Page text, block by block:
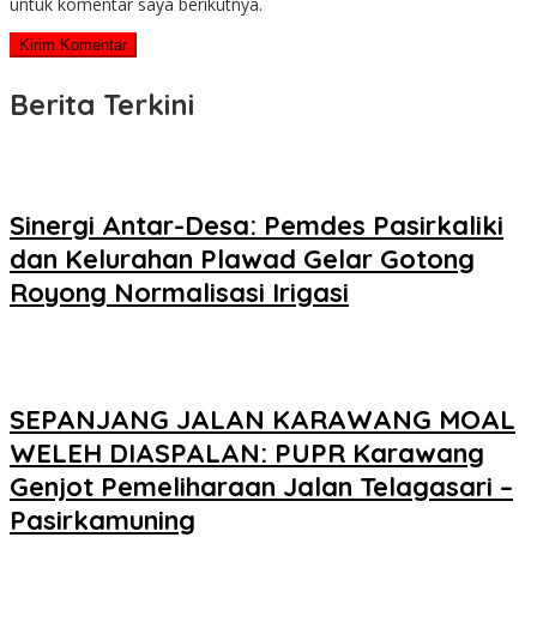
Berita Terkini
Sinergi Antar-Desa: Pemdes Pasirkaliki
dan Kelurahan Plawad Gelar Gotong
Royong Normalisasi Irigasi
SEPANJANG JALAN KARAWANG MOAL
WELEH DIASPALAN: PUPR Karawang
Genjot Pemeliharaan Jalan Telagasari –
Pasirkamuning